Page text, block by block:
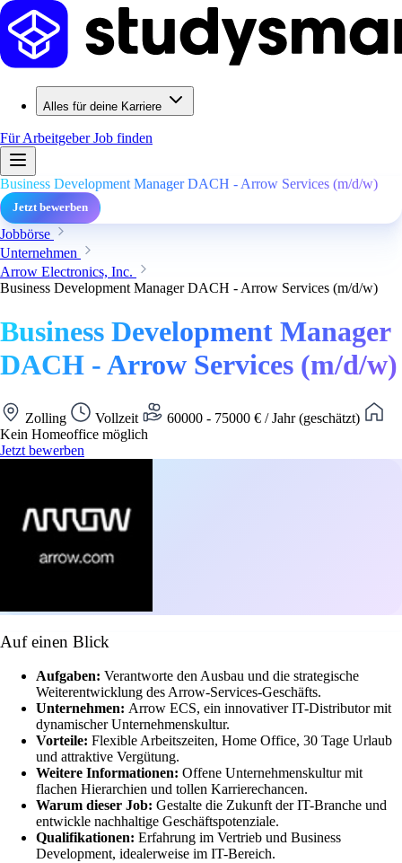
Alles für deine Karriere
Für ArbeitgeberJob finden
Business Development Manager DACH - Arrow Services (m/d/w)
Jetzt bewerben
Jobbörse
Unternehmen
Arrow Electronics, Inc.
Business Development Manager DACH - Arrow Services (m/d/w)
Business Development Manager
DACH - Arrow Services (m/d/w)
Zolling Vollzeit
60000 - 75000 € / Jahr (geschätzt)
Kein Homeoffice möglich
Jetzt bewerben
Auf einen Blick
Aufgaben: Verantworte den Ausbau und die strategische
Weiterentwicklung des Arrow-Services-Geschäfts.
Unternehmen: Arrow ECS, ein innovativer IT-Distributor mit
dynamischer Unternehmenskultur.
Vorteile: Flexible Arbeitszeiten, Home Office, 30 Tage Urlaub
und attraktive Vergütung.
Weitere Informationen: Offene Unternehmenskultur mit
flachen Hierarchien und tollen Karrierechancen.
Warum dieser Job: Gestalte die Zukunft der IT-Branche und
entwickle nachhaltige Geschäftspotenziale.
Qualifikationen: Erfahrung im Vertrieb und Business
Development, idealerweise im IT-Bereich.